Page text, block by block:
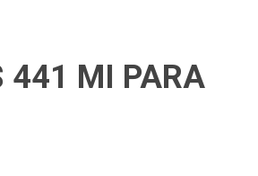
441 MI PARA